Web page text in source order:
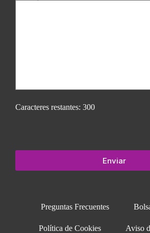
Caracteres restantes: 300
Preguntas Frecuentes
Política de Cookies Aviso